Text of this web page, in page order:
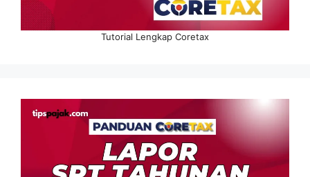
Tutorial Lengkap Coretax